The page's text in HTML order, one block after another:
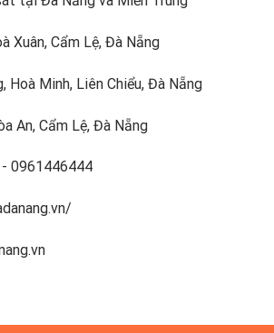
Xuân, Cẩm Lệ, Đà Nẵng
Hoà Minh, Liên Chiểu, Đà Nẵng
An, Cẩm Lệ, Đà Nẵng
0961446444